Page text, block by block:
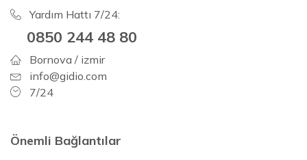
Yardım Hattı 7/24:
0850 244 48 80
Bornova / izmir
info@gidio.com
7/24
Önemli Bağlantılar